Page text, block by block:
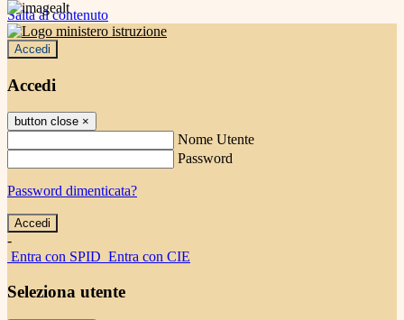
Salta al contenuto
Accedi
Accedi
button close ×
Nome Utente
Password
Password dimenticata?
-
Entra con SPID Entra con CIE
Seleziona utente